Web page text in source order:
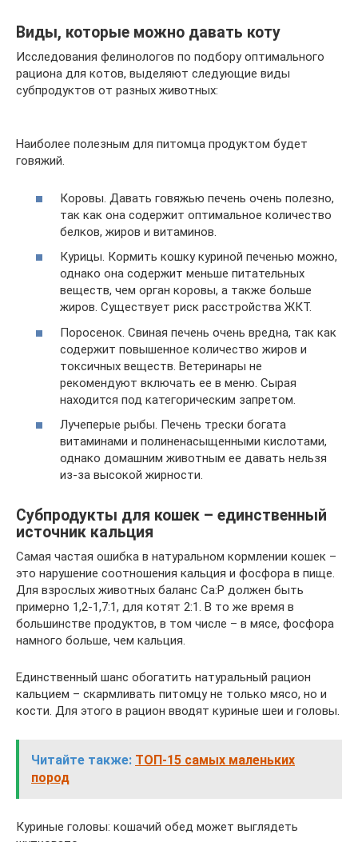
Виды, которые можно давать коту
Исследования фелинологов по подбору оптимального
рациона для котов, выделяют следующие виды
субпродуктов от разных животных:
Наиболее полезным для питомца продуктом будет
говяжий.
Коровы. Давать говяжью печень очень полезно,
так как она содержит оптимальное количество
белков, жиров и витаминов.
Курицы. Кормить кошку куриной печенью можно,
однако она содержит меньше питательных
веществ, чем орган коровы, а также больше
жиров. Существует риск расстройства ЖКТ.
Поросенок. Свиная печень очень вредна, так как
содержит повышенное количество жиров и
токсичных веществ. Ветеринары не
рекомендуют включать ее в меню. Сырая
находится под категорическим запретом.
Лучеперые рыбы. Печень трески богата
витаминами и полиненасыщенными кислотами,
однако домашним животным ее давать нельзя
из-за высокой жирности.
Субпродукты для кошек – единственный
источник кальция
Самая частая ошибка в натуральном кормлении кошек –
это нарушение соотношения кальция и фосфора в пище.
Для взрослых животных баланс Ca:P должен быть
примерно 1,2-1,7:1, для котят 2:1. В то же время в
большинстве продуктов, в том числе – в мясе, фосфора
намного больше, чем кальция.
Единственный шанс обогатить натуральный рацион
кальцием – скармливать питомцу не только мясо, но и
кости. Для этого в рацион вводят куриные шеи и головы.
Читайте также: ТОП-15 самых маленьких
пород
Куриные головы: кошачий обед может выглядеть